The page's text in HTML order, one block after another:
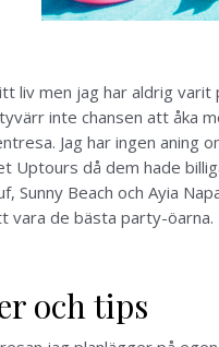
liv men jag har aldrig
inte chansen att åka
Jag har ingen aning
Uptours då dem hade
Sunny Beach och Ayia
vara de bästa party-
och tips